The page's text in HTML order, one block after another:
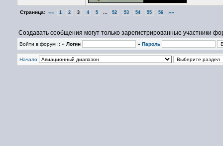
Страница: «« 1 2 3 4 5 52 53 54 55 56 »»
Создавать сообщения могут только зарегистрированные участники
Войти в форум :: » Логин » Пароль
Начало